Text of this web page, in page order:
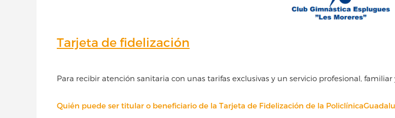
Tarjeta de fidelización
Para recibir atención sanitaria con unas tarifas exclusivas y un servicio profesional, familiar
Quién puede ser titular o beneficiario de la Tarjeta de Fidelización de la